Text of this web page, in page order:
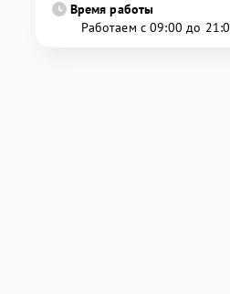
Время работы
Работаем с 09:00 до